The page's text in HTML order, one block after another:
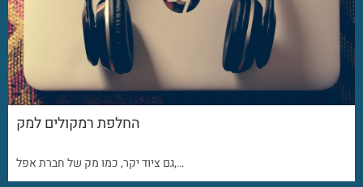
החלפת רמקולים למק
גם ציוד יקר, כמו מק של חברת אפל,…